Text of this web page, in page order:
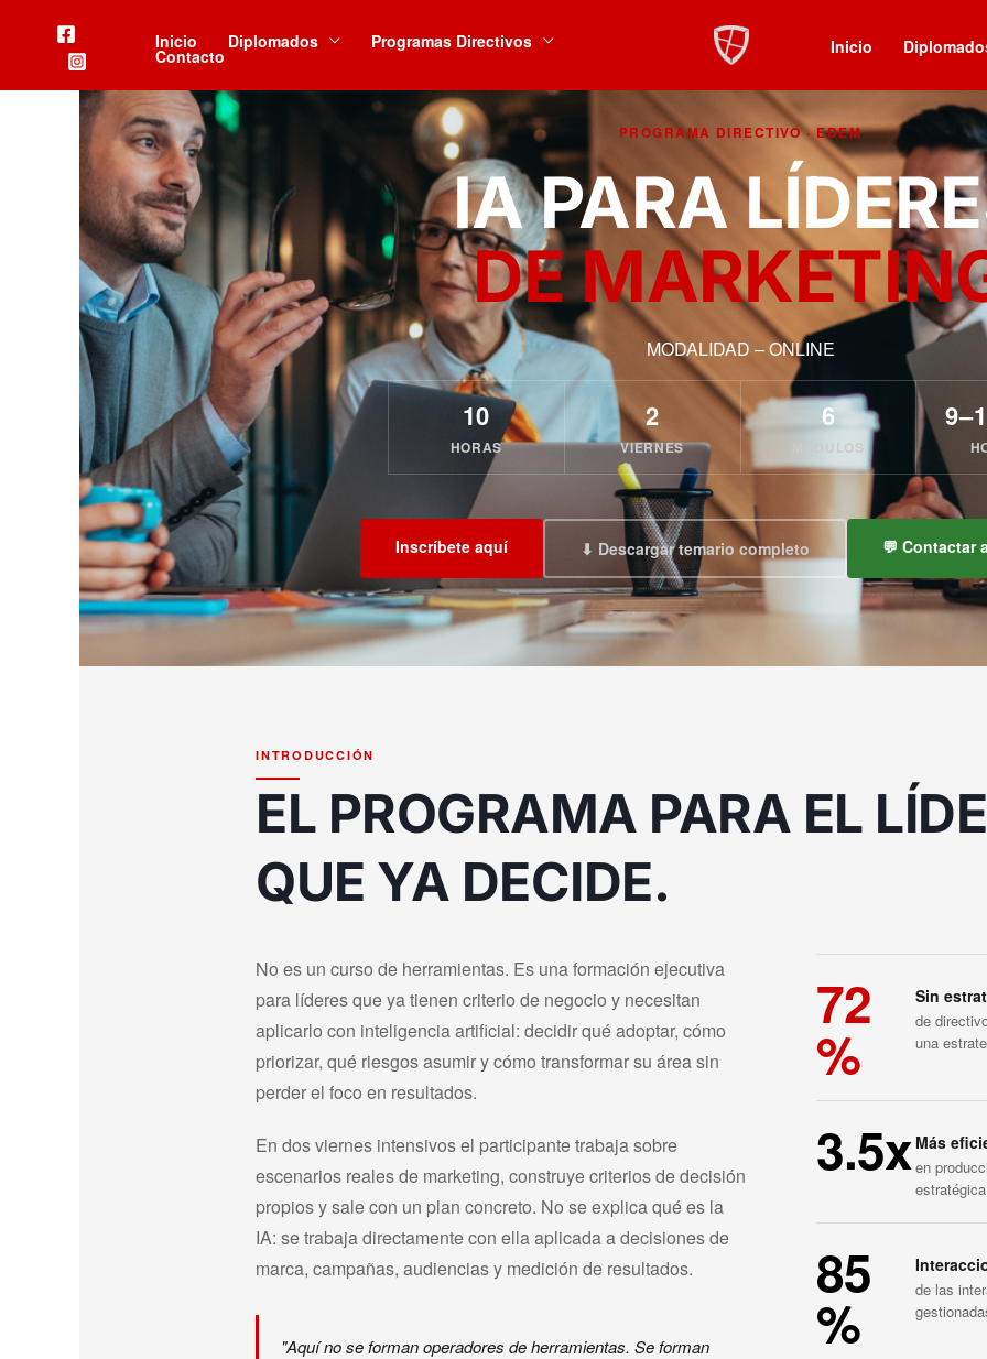
contenido
Inicio Diplomados Programas Directivos
Contacto Inicio
PROGRAMA DIRECTIVO · EDEM
IA PARA
DE
MODALIDAD – ONLINE
10
HORAS
2
VIERNES
6
Inscríbete aquí ⬇ Descargar temario completo 💬 Contactar
INTRODUCCIÓN
EL PROGRAMA PARA EL
QUE YA DECIDE.
No es un curso de herramientas. Es una formación ejecutiva
para líderes que ya tienen criterio de negocio y necesitan
aplicarlo con inteligencia artificial: decidir qué adoptar, cómo
priorizar, qué riesgos asumir y cómo transformar su área sin
perder el foco en resultados.
En dos viernes intensivos el participante trabaja sobre
escenarios reales de marketing, construye criterios de decisión
propios y sale con un plan concreto. No se explica qué es la
IA: se trabaja directamente con ella aplicada a decisiones de
marca, campañas, audiencias y medición de resultados.
"Aquí no se forman operadores de herramientas. Se forman
72
%
Sin
de
una
3.5x Más
en
85
%
de las